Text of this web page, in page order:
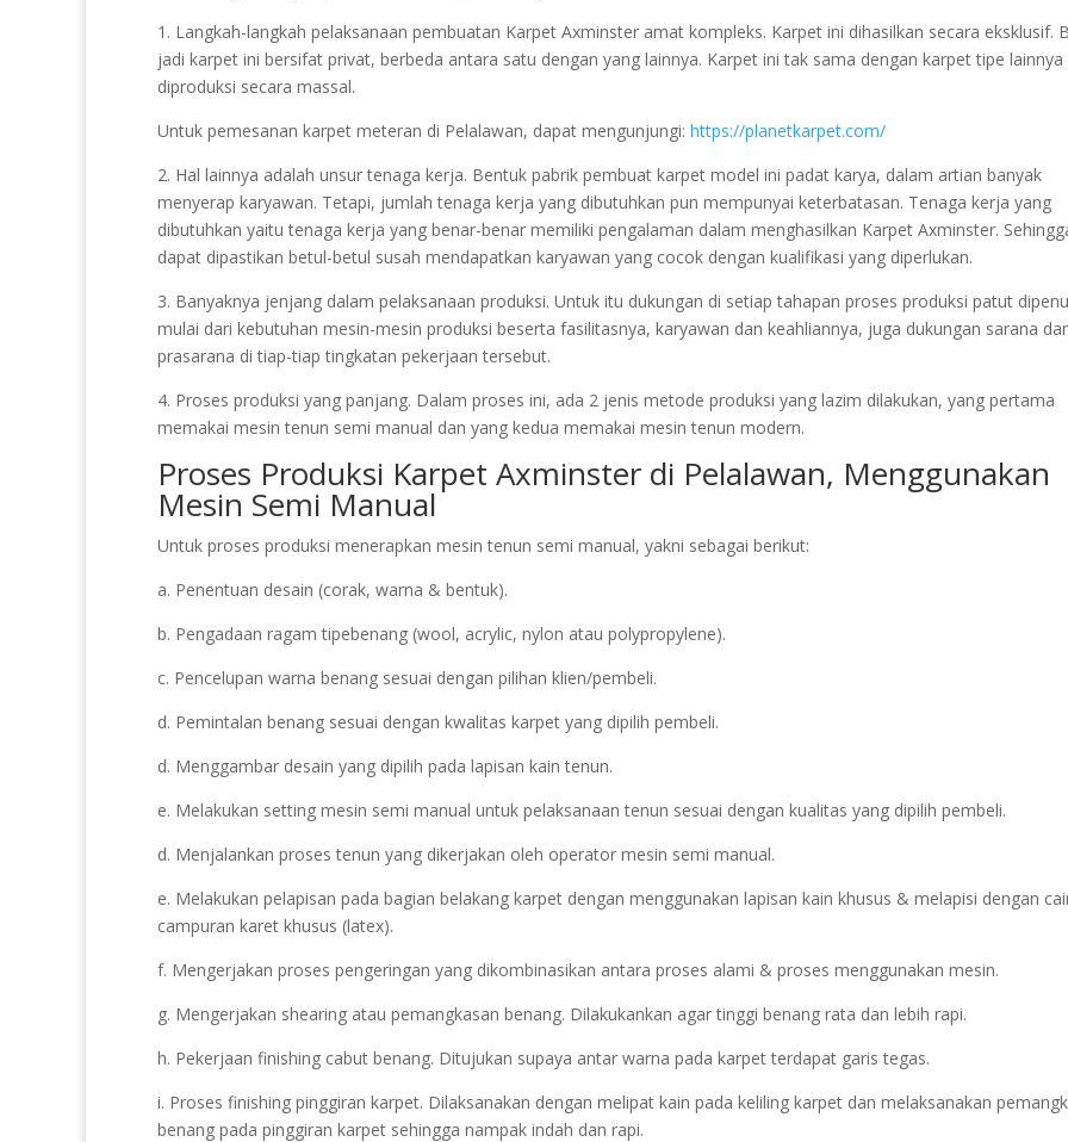
1. Langkah-langkah pelaksanaan pembuatan Karpet Axminster amat kompleks. Karpet ini dihasilkan secara eksklusif.
jadi karpet ini bersifat privat, berbeda antara satu dengan yang lainnya. Karpet ini tak sama dengan karpet tipe lainnya
diproduksi secara massal.
Untuk pemesanan karpet meteran di Pelalawan, dapat mengunjungi: https://planetkarpet.com/
2. Hal lainnya adalah unsur tenaga kerja. Bentuk pabrik pembuat karpet model ini padat karya, dalam artian banyak
menyerap karyawan. Tetapi, jumlah tenaga kerja yang dibutuhkan pun mempunyai keterbatasan. Tenaga kerja yang
dibutuhkan yaitu tenaga kerja yang benar-benar memiliki pengalaman dalam menghasilkan Karpet Axminster.
dapat dipastikan betul-betul susah mendapatkan karyawan yang cocok dengan kualifikasi yang diperlukan.
3. Banyaknya jenjang dalam pelaksanaan produksi. Untuk itu dukungan di setiap tahapan proses produksi patut
mulai dari kebutuhan mesin-mesin produksi beserta fasilitasnya, karyawan dan keahliannya, juga dukungan sarana
prasarana di tiap-tiap tingkatan pekerjaan tersebut.
4. Proses produksi yang panjang. Dalam proses ini, ada 2 jenis metode produksi yang lazim dilakukan, yang pertama
memakai mesin tenun semi manual dan yang kedua memakai mesin tenun modern.
Proses Produksi Karpet Axminster di Pelalawan, Menggunakan
Mesin Semi Manual
Untuk proses produksi menerapkan mesin tenun semi manual, yakni sebagai berikut:
a. Penentuan desain (corak, warna & bentuk).
b. Pengadaan ragam tipebenang (wool, acrylic, nylon atau polypropylene).
c. Pencelupan warna benang sesuai dengan pilihan klien/pembeli.
d. Pemintalan benang sesuai dengan kwalitas karpet yang dipilih pembeli.
d. Menggambar desain yang dipilih pada lapisan kain tenun.
e. Melakukan setting mesin semi manual untuk pelaksanaan tenun sesuai dengan kualitas yang dipilih pembeli.
d. Menjalankan proses tenun yang dikerjakan oleh operator mesin semi manual.
e. Melakukan pelapisan pada bagian belakang karpet dengan menggunakan lapisan kain khusus & melapisi dengan
campuran karet khusus (latex).
f. Mengerjakan proses pengeringan yang dikombinasikan antara proses alami & proses menggunakan mesin.
g. Mengerjakan shearing atau pemangkasan benang. Dilakukankan agar tinggi benang rata dan lebih rapi.
h. Pekerjaan finishing cabut benang. Ditujukan supaya antar warna pada karpet terdapat garis tegas.
i. Proses finishing pinggiran karpet. Dilaksanakan dengan melipat kain pada keliling karpet dan melaksanakan
benang pada pinggiran karpet sehingga nampak indah dan rapi.